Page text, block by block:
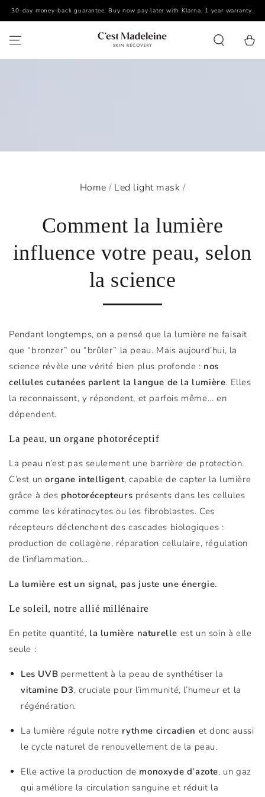
SKIP TO CONTENT
30-day money-back guarantee. Buy now pay later with Klarna. 1 year warranty.
Cart
Home / Led light mask /
Comment la lumière
influence votre peau, selon
la science
Pendant longtemps, on a pensé que la lumière ne faisait
que “bronzer” ou “brûler” la peau. Mais aujourd’hui, la
science révèle une vérité bien plus profonde : nos
cellules cutanées parlent la langue de la lumière. Elles
la reconnaissent, y répondent, et parfois même... en
dépendent.
La peau, un organe photoréceptif
La peau n’est pas seulement une barrière de protection.
C’est unorgane intelligent, capable de capter la lumière
grâce à des photorécepteurs présents dans les cellules
comme les kératinocytes ou les fibroblastes. Ces
récepteurs déclenchent des cascades biologiques :
production de collagène, réparation cellulaire, régulation
de l’inflammation...
La lumière est un signal, pas juste une énergie.
Le soleil, notre allié millénaire
En petite quantité, la lumière naturelle est un soin à elle
seule :
Les UVB permettent à la peau de synthétiser la
vitamine D3, cruciale pour l’immunité, l’humeur et la
régénération.
La lumière régule notre rythme circadien et donc aussi
le cycle naturel de renouvellement de la peau.
Elle active la production de monoxyde d’azote, un gaz
qui améliore la circulation sanguine et réduit la